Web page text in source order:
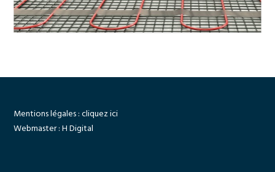
Mentions légales :cliquez ici
Webmaster :H Digital